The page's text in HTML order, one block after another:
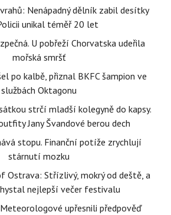
Nenápadný dělník zabil desítky
unikal téměř 20 let
U pobřeží Chorvatska udeřila
mořská smršť
po kalbě, přiznal BKFC šampion ve
službách Oktagonu
strčí mladší kolegyně do kapsy.
Jany Švandové berou dech
stopu. Finanční potíže zrychlují
stárnutí mozku
Ostrava: Střízlivý, mokrý od deště, a
nejlepší večer festivalu
upřesnili předpověď